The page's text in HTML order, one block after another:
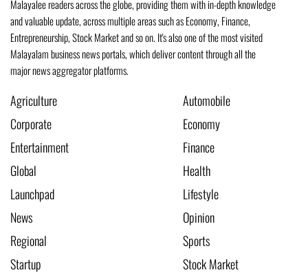
Malayalee readers across the globe, providing them with in-depth knowledge
and valuable update, across multiple areas such as Economy, Finance,
Entrepreneurship, Stock Market and so on. It's also one of the most visited
Malayalam business news portals, which deliver content through all the
major news aggregator platforms.
Agriculture
Automobile
Corporate
Economy
Entertainment
Finance
Global
Health
Launchpad
Lifestyle
News
Opinion
Regional
Sports
Startup
Stock Market